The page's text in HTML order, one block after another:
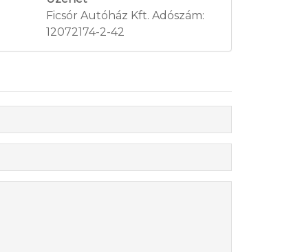
Ficsór Autóház Kft. Adószám:
12072174-2-42